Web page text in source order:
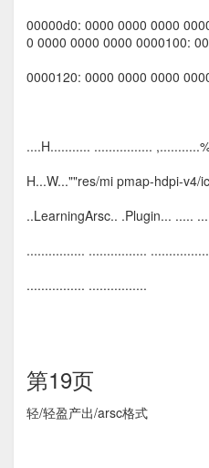
00000d0: 0000 0000 0000
0 0000 0000 0000 0000100:
0000120: 0000 0000 0000
....H........... ................
H...W...""res/mi pmap-hdpi-
..LearningArsc.. .Plugin... .....
................ ................
................ ................
第19页
轻/轻盈产出/arsc格式